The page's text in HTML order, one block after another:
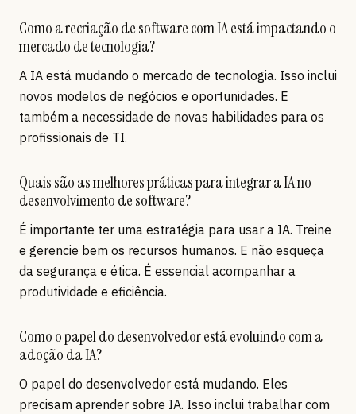
Como a recriação de software com IA está impactando o
mercado de tecnologia?
A IA está mudando o mercado de tecnologia. Isso inclui
novos modelos de negócios e oportunidades. E
também a necessidade de novas habilidades para os
profissionais de TI.
Quais são as melhores práticas para integrar a IA no
desenvolvimento de software?
É importante ter uma estratégia para usar a IA. Treine
e gerencie bem os recursos humanos. E não esqueça
da segurança e ética. É essencial acompanhar a
produtividade e eficiência.
Como o papel do desenvolvedor está evoluindo com a
adoção da IA?
O papel do desenvolvedor está mudando. Eles
precisam aprender sobre IA. Isso inclui trabalhar com